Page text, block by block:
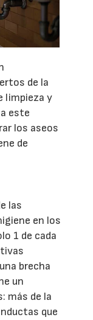
de la
limpieza y
este
los aseos
de
las
en los
1 de cada
brecha
un
más de la
que